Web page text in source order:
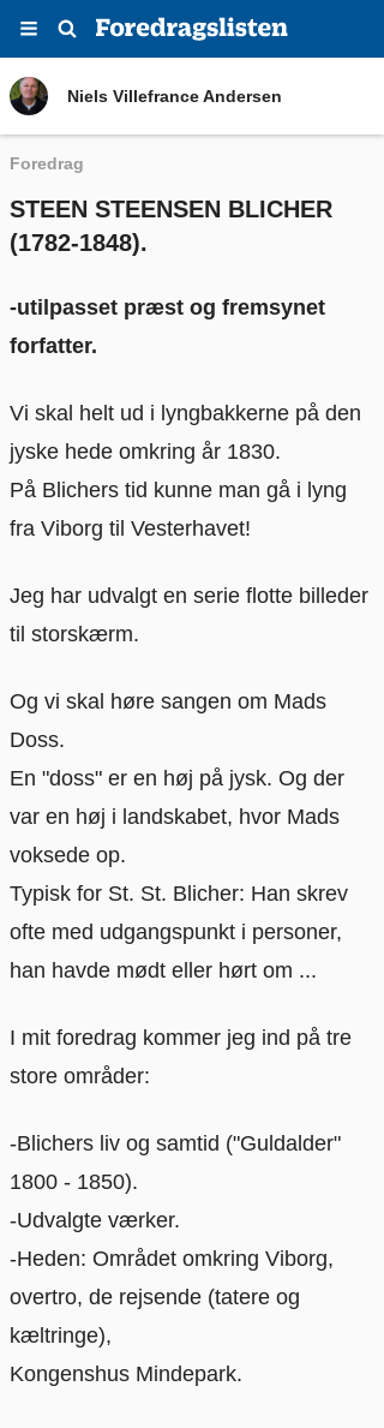
Niels Villefrance Andersen
Foredrag
STEEN STEENSEN BLICHER
(1782-1848).
-utilpasset præst og fremsynet
forfatter.
Vi skal helt ud i lyngbakkerne på den
jyske hede omkring år 1830.
På Blichers tid kunne man gå i lyng
fra Viborg til Vesterhavet!
Jeg har udvalgt en serie flotte billeder
til storskærm.
Og vi skal høre sangen om Mads
Doss.
En "doss" er en høj på jysk. Og der
var en høj i landskabet, hvor Mads
voksede op.
Typisk for St. St. Blicher: Han skrev
ofte med udgangspunkt i personer,
han havde mødt eller hørt om ...
I mit foredrag kommer jeg ind på tre
store områder:
-Blichers liv og samtid ("Guldalder"
1800 - 1850).
-Udvalgte værker.
-Heden: Området omkring Viborg,
overtro, de rejsende (tatere og
kæltringe),
Kongenshus Mindepark.